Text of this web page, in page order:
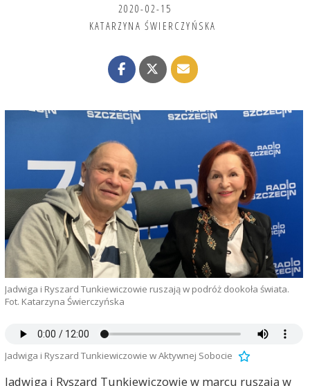
2020-02-15
KATARZYNA ŚWIERCZYŃSKA
Jadwiga i Ryszard Tunkiewiczowie ruszają w podróż dookoła świata.
Fot. Katarzyna Świerczyńska
Jadwiga i Ryszard Tunkiewiczowie w Aktywnej Sobocie
Jadwiga i Ryszard Tunkiewiczowie w marcu ruszają w